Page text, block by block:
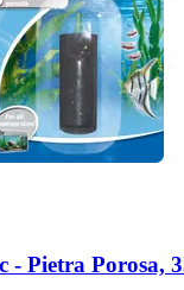
-​ Pietra Porosa,